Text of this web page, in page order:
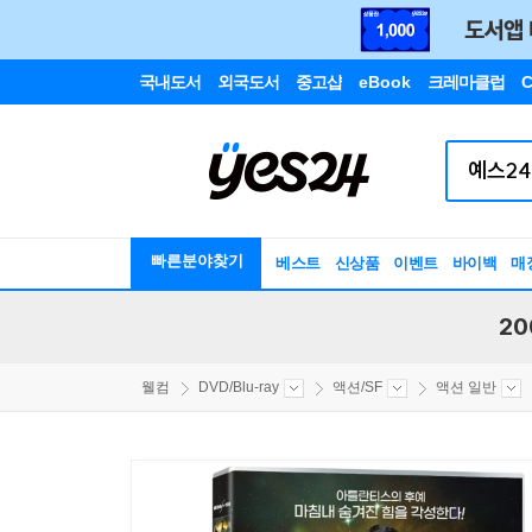
국내도서 외국도서 중고샵 eBook 크레마클럽
빠른분야찾기 베스트 신상품 이벤트 바이백 매
웰컴 DVD/Blu-ray 액션/SF 액션 일반